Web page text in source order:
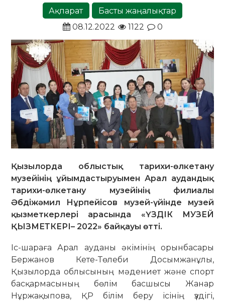
Ақпарат
Басты жаңалықтар
08.12.2022
1122 0
Қызылорда облыстық тарихи-өлкетану
музейінің ұйымдастыруымен Арал аудандық
тарихи-өлкетану музейінің филиалы
Әбдіжәмил Нұрпейісов музей-үйінде музей
қызметкерлері арасында «ҮЗДІК МУЗЕЙ
ҚЫЗМЕТКЕРІ– 2022» байқауы өтті.
Іс-шараға Арал ауданы әкімінің орынбасары
Бержанов Кете-Төлеби Досымжанұлы,
Қызылорда облысының мәдениет және спорт
басқармасының бөлім басшысы Жанар
Нұржақыпова, ҚР білім беру ісінің үздігі,